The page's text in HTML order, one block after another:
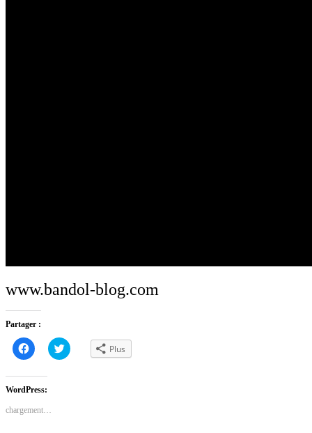
www.bandol-blog.com
Partager :
Cliquez
pour
partager
Facebook(ouvre
dans
une
fenêtre)
Cliquez
pour Plus
WordPress:
chargement…